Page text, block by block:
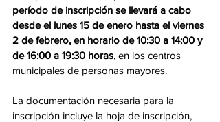
período de inscripción se llevará a cabo
desde el lunes 15 de enero hasta el viernes
2 de febrero, en horario de 10:30 a 14:00 y
de 16:00 a 19:30 horas, en los centros
municipales de personas mayores.
La documentación necesaria para la
inscripción incluye la hoja de inscripción,